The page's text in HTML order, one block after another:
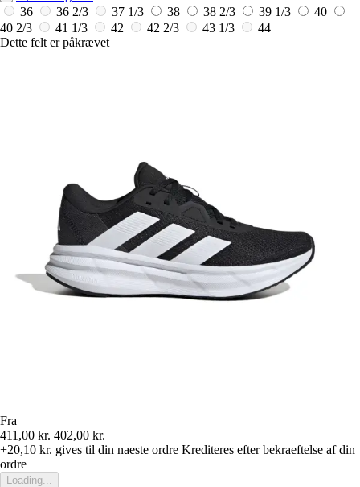
36
36 2/3 37 1/3 38 38 2/3 39 1/3
40
40 2/3
41 1/3 42 42 2/3 43 1/3
44
Dette felt er påkrævet
Fra
411,00 kr. 402,00 kr.
+20,10 kr. gives til din naeste ordre Krediteres efter bekraeftelse af din
ordre
Loading...